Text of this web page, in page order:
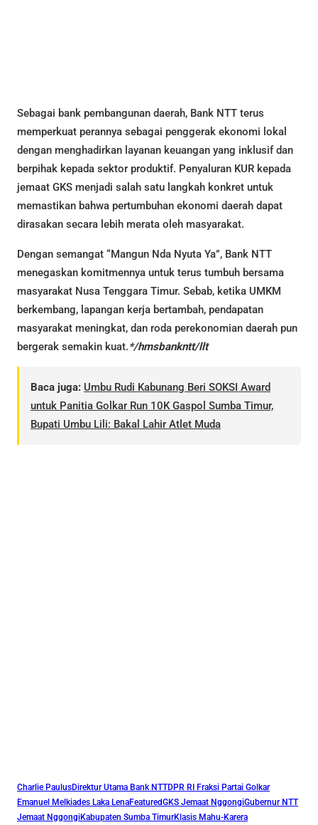
Sebagai bank pembangunan daerah, Bank NTT terus
memperkuat perannya sebagai penggerak ekonomi lokal
dengan menghadirkan layanan keuangan yang inklusif dan
berpihak kepada sektor produktif. Penyaluran KUR kepada
jemaat GKS menjadi salah satu langkah konkret untuk
memastikan bahwa pertumbuhan ekonomi daerah dapat
dirasakan secara lebih merata oleh masyarakat.
Dengan semangat “Mangun Nda Nyuta Ya”, Bank NTT
menegaskan komitmennya untuk terus tumbuh bersama
masyarakat Nusa Tenggara Timur. Sebab, ketika UMKM
berkembang, lapangan kerja bertambah, pendapatan
masyarakat meningkat, dan roda perekonomian daerah pun
bergerak semakin kuat.*/hmsbankntt/llt
Baca juga: Umbu Rudi Kabunang Beri SOKSI Award
untuk Panitia Golkar Run 10K Gaspol Sumba Timur,
Bupati Umbu Lili: Bakal Lahir Atlet Muda
Charlie PaulusDirektur Utama Bank NTTDPR RI Fraksi Partai Golkar
Emanuel Melkiades Laka LenaFeaturedGKS Jemaat NggongiGubernur NTT
Jemaat NggongiKabupaten Sumba TimurKlasis Mahu-Karera